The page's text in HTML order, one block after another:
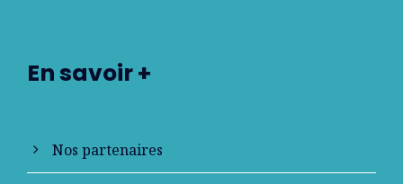
En savoir +
Nos partenaires